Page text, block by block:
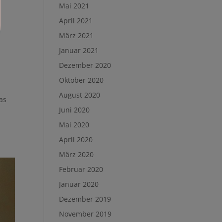
Mai 2021
April 2021
März 2021
Januar 2021
Dezember 2020
Oktober 2020
August 2020
Juni 2020
Mai 2020
April 2020
März 2020
Februar 2020
Januar 2020
Dezember 2019
November 2019